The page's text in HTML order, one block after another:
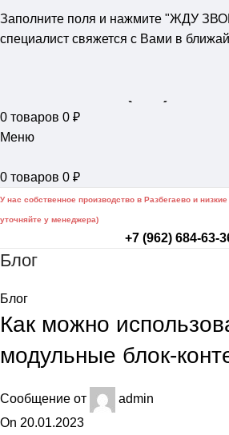
Заполните поля и нажмите "ЖДУ
специалист свяжется с Вами в
0 товаров 0 ₽
Меню
0 товаров 0 ₽
У нас собственное производство в Разбегаево и
уточняйте у менеджера)
+7 (962) 684-63-
Блог
Блог
Как можно
модульные блок-
Сообщение от
admin
On 20.01.2023